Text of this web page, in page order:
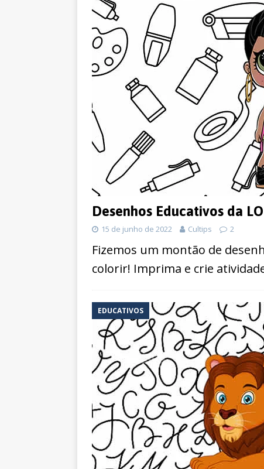
Desenhos Educativos da
15 de junho de 2022 Cultips 2
Fizemos um montão de
colorir! Imprima e crie
EDUCATIVOS